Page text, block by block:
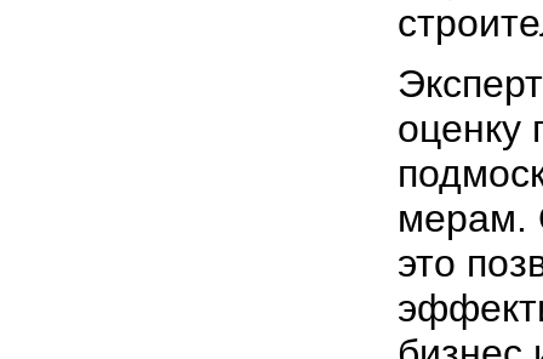
оценку
мерам.
это